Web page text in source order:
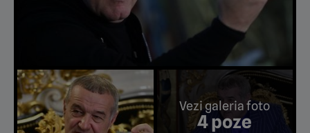
Vezi galeria foto
4 poze